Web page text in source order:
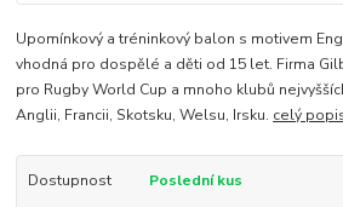
Upomínkový a tréninkový balon s motivem
vhodná pro dospělé a děti od 15 let. Firma
pro Rugby World Cup a mnoho klubů
Anglii, Francii, Skotsku, Welsu, Irsku. celý
Dostupnost Poslední kus